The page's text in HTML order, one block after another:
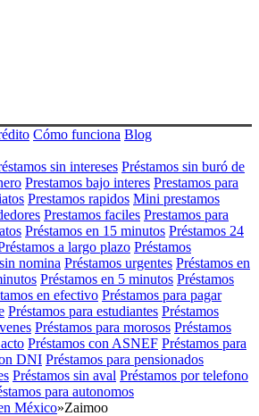
Cómo funciona Blog
sin intereses Préstamos sin buró de
Prestamos bajo interes Prestamos para
Prestamos rapidos Mini prestamos
Prestamos faciles Prestamos para
Préstamos en 15 minutos Préstamos 24
a largo plazo Préstamos
nomina Préstamos urgentes Préstamos en
Préstamos en 5 minutos Préstamos
en efectivo Préstamos para pagar
Préstamos para estudiantes Préstamos
Préstamos para morosos Préstamos
Préstamos con ASNEF Préstamos para
DNI Préstamos para pensionados
Préstamos sin aval Préstamos por telefono
para autonomos
México»Zaimoo